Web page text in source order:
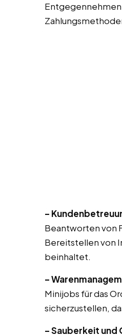
–
Beantworten von
Bereitstellen von
beinhaltet.
–
Minijobs für das
sicherzustellen,
– Sauberkeit